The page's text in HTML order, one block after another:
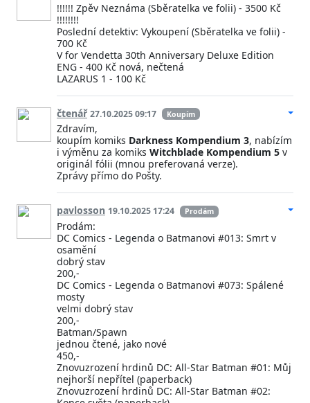
!!!!!! Zpěv Neznáma (Sběratelka ve folii) - 3500 Kč
!!!!!!!!
Poslední detektiv: Vykoupení (Sběratelka ve folii) -
700 Kč
V for Vendetta 30th Anniversary Deluxe Edition
ENG - 400 Kč nová, nečtená
LAZARUS 1 - 100 Kč
čtenář 27.10.2025 09:17 Koupím
Zdravím,
koupím komiks Darkness Kompendium 3, nabízím
i výměnu za komiks Witchblade Kompendium 5 v
originál fólii (mnou preferovaná verze).
Zprávy přímo do Pošty.
pavlosson 19.10.2025 17:24 Prodám
Prodám:
DC Comics - Legenda o Batmanovi #013: Smrt v
osamění
dobrý stav
200,-
DC Comics - Legenda o Batmanovi #073: Spálené
mosty
velmi dobrý stav
200,-
Batman/Spawn
jednou čtené, jako nové
450,-
Znovuzrození hrdinů DC: All-Star Batman #01: Můj
nejhorší nepřítel (paperback)
Znovuzrození hrdinů DC: All-Star Batman #02: